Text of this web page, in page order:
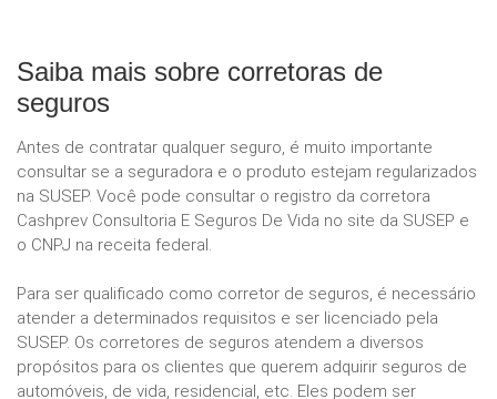
Saiba mais sobre corretoras de
seguros
Antes de contratar qualquer seguro, é muito importante
consultar se a seguradora e o produto estejam regularizados
na SUSEP. Você pode consultar o registro da corretora
Cashprev Consultoria E Seguros De Vida no site da SUSEP e
o CNPJ na receita federal.
Para ser qualificado como corretor de seguros, é necessário
atender a determinados requisitos e ser licenciado pela
SUSEP. Os corretores de seguros atendem a diversos
propósitos para os clientes que querem adquirir seguros de
automóveis, de vida, residencial, etc. Eles podem ser